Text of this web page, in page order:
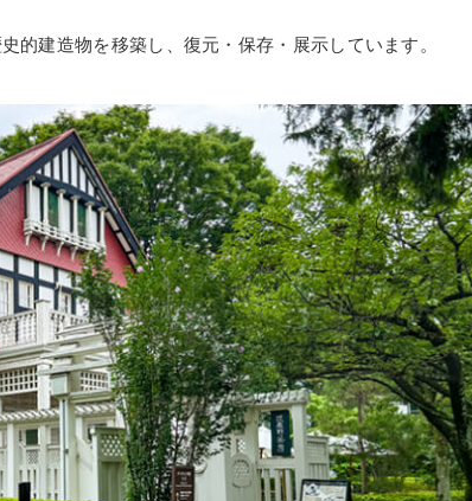
的建造物を移築し、復元・保存・展示しています。